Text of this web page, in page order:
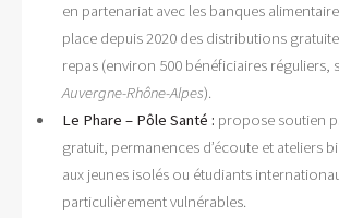
en partenariat avec les banques
place depuis 2020 des distributions
repas (environ 500 bénéficiaires réguliers,
Auvergne-Rhône-Alpes).
Le Phare – Pôle Santé : propose soutien
gratuit, permanences d’écoute et ateliers
aux jeunes isolés ou étudiants
particulièrement vulnérables.